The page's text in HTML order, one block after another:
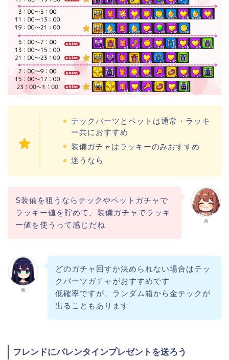
テックパーツとペットは通常・ラッキ
ー共におすすめ
装備ガチャはラッキーのみおすすめ
迷うなら
茜
S装備を狙うならテックやペットガチャで
ラッキー値を貯めて、装備ガチャでラッキ
ー値を使うって感じだね
奏
どのガチャ回すか決められない場合はテッ
クパーツガチャがおすすめです
低確率ですが、ランダム箱から金テックが
出ることもあります
フレンドにバレンタインプレゼントを送ろう